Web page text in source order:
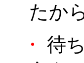
たか
・
待